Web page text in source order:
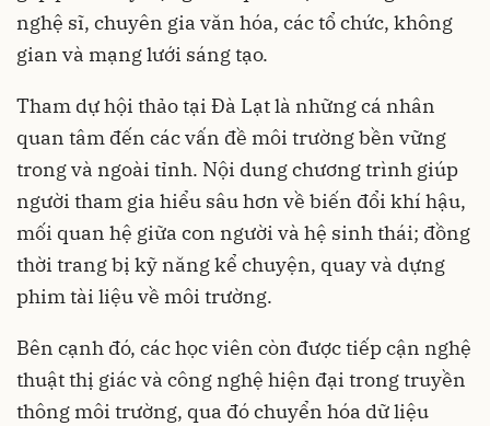
nghệ sĩ, chuyên gia văn hóa, các tổ chức, không
gian và mạng lưới sáng tạo.
Tham dự hội thảo tại Đà Lạt là những cá nhân
quan tâm đến các vấn đề môi trường bền vững
trong và ngoài tỉnh. Nội dung chương trình giúp
người tham gia hiểu sâu hơn về biến đổi khí hậu,
mối quan hệ giữa con người và hệ sinh thái; đồng
thời trang bị kỹ năng kể chuyện, quay và dựng
phim tài liệu về môi trường.
Bên cạnh đó, các học viên còn được tiếp cận nghệ
thuật thị giác và công nghệ hiện đại trong truyền
thông môi trường, qua đó chuyển hóa dữ liệu